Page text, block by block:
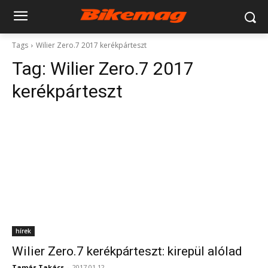
Tags Wilier Zero.7 2017 kerékpárteszt
Tag: Wilier Zero.7 2017
kerékpárteszt
hírek
Wilier Zero.7 kerékpárteszt: kirepül alólad